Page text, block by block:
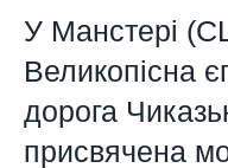
У Манстері
Великопісна
дорога
присвячена